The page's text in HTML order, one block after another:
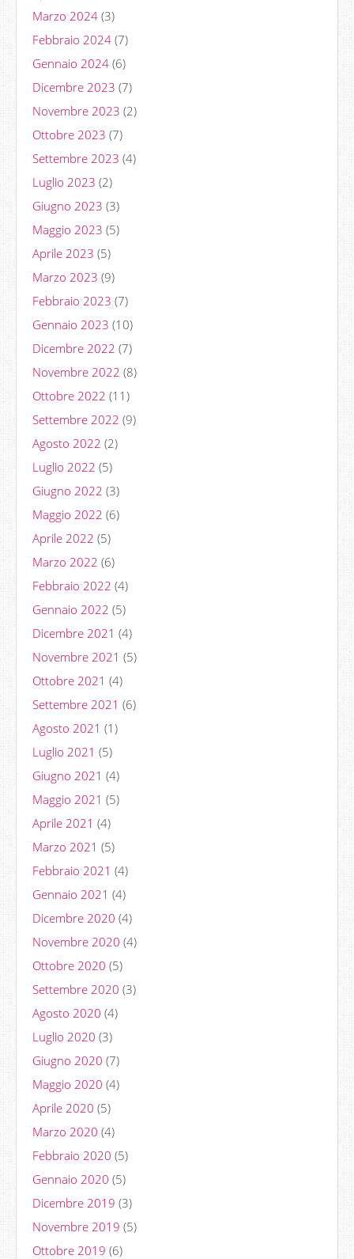
Marzo 2024 (3)
Febbraio 2024 (7)
Gennaio 2024 (6)
Dicembre 2023 (7)
Novembre 2023 (2)
Ottobre 2023 (7)
Settembre 2023 (4)
Luglio 2023 (2)
Giugno 2023 (3)
Maggio 2023 (5)
Aprile 2023 (5)
Marzo 2023 (9)
Febbraio 2023 (7)
Gennaio 2023 (10)
Dicembre 2022 (7)
Novembre 2022 (8)
Ottobre 2022 (11)
Settembre 2022 (9)
Agosto 2022 (2)
Luglio 2022 (5)
Giugno 2022 (3)
Maggio 2022 (6)
Aprile 2022 (5)
Marzo 2022 (6)
Febbraio 2022 (4)
Gennaio 2022 (5)
Dicembre 2021 (4)
Novembre 2021 (5)
Ottobre 2021 (4)
Settembre 2021 (6)
Agosto 2021 (1)
Luglio 2021 (5)
Giugno 2021 (4)
Maggio 2021 (5)
Aprile 2021 (4)
Marzo 2021 (5)
Febbraio 2021 (4)
Gennaio 2021 (4)
Dicembre 2020 (4)
Novembre 2020 (4)
Ottobre 2020 (5)
Settembre 2020 (3)
Agosto 2020 (4)
Luglio 2020 (3)
Giugno 2020 (7)
Maggio 2020 (4)
Aprile 2020 (5)
Marzo 2020 (4)
Febbraio 2020 (5)
Gennaio 2020 (5)
Dicembre 2019 (3)
Novembre 2019 (5)
Ottobre 2019 (6)